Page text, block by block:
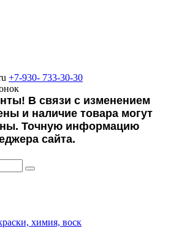
+7-930- 733-30-30
В связи с изменением
и наличие товара могут
Точную информацию
сайта.
химия, воск